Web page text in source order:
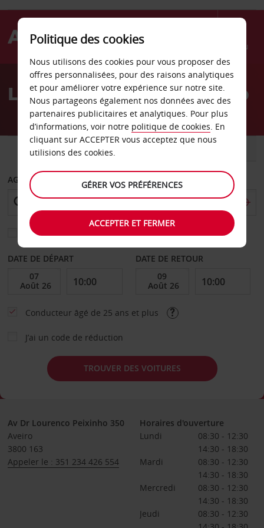
Menu
AvisLocation de voiture Aveiro
VOITURE UTILITAIRE
AGENCE DE DÉPART
Sélectionnez une autre agence de retour
DATE DE DÉPART DATE DE RETOUR
Conducteur âgé de 25 ans et plus
J’ai un code de réduction
TROUVER DES VOITURES
Av Dr Lourenco Peixinho 350
Aveiro
3800 163
Appeler le : 351 234 426 554
Horaires d'ouverture
Lundi
08:30 - 12:30
14:30 - 18:30
Mardi
08:30 - 12:30
14:30 - 18:30
Mercredi
08:30 - 12:30
14:30 - 18:30
Jeudi
08:30 - 12:30
Politique des cookies
Nous utilisons des cookies pour vous proposer des
offres personnalisées, pour des raisons analytiques
et pour améliorer votre expérience sur notre site.
Nous partageons également nos données avec des
partenaires publicitaires et analytiques. Pour plus
d’informations, voir notre politique de cookies. En
cliquant sur ACCEPTER vous acceptez que nous
utilisions des cookies.
GÉRER VOS PRÉFÉRENCES
ACCEPTER ET FERMER